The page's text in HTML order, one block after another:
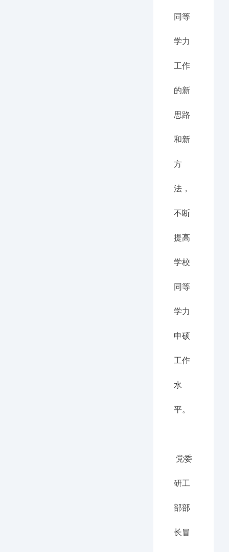
同等
学力
工作
的新
思路
和新
方
法，
不断
提高
学校
同等
学力
申硕
工作
水
平。
党委
研工
部部
长冒